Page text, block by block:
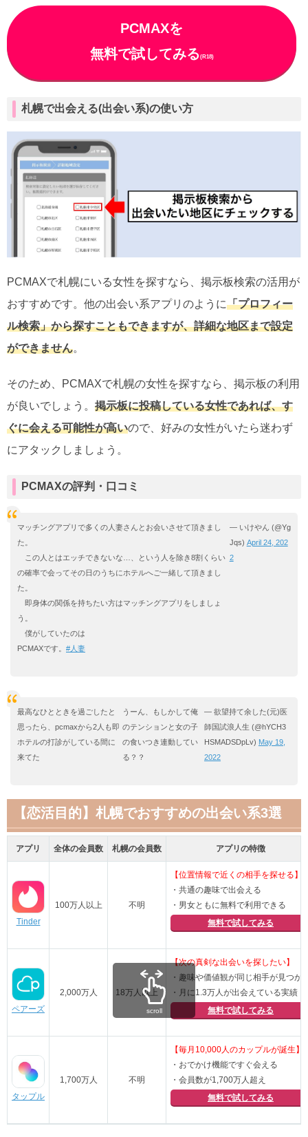
PCMAXを
無料で試してみる(R18)
札幌で出会える(出会い系)の使い方
PCMAXで札幌にいる女性を探すなら、掲示板検索の活用が
おすすめです。他の出会い系アプリのように「プロフィー
ル検索」から探すこともできますが、詳細な地区まで設定
ができません。
そのため、PCMAXで札幌の女性を探すなら、掲示板の利用
が良いでしょう。 掲示板に投稿している女性であれば、す
ぐに会える可能性が高いので、好みの女性がいたら迷わず
にアタックしましょう。
PCMAXの評判・口コミ
マッチングアプリで多くの人妻さんとお会いさせて頂きまし
た。
この人とはエッチできないな…、という人を除き8割くらい
の確率で会ってその日のうちにホテルへご一緒して頂きまし
た。
即身体の関係を持ちたい方はマッチングアプリをしましょ
う。
僕がしていたのは
PCMAXです。 #人妻
— いけやん (@Yg
Jqs) April 24, 202
2
最高なひとときを過ごしたと
思ったら、pcmaxから2人も即
ホテルの打診がしている間に
来てた
うーん、もしかして俺
のテンションと女の子
の食いつき連動してい
る？？
— 欲望持て余した(元)医
師国試浪人生 (@hYCH3
HSMADSDpLv) May 19,
2022
【恋活目的】札幌でおすすめの出会い系3選​
アプリ 全体の会員数 札幌の会員数 アプリの特徴
Tinder
100万人以上 不明
【位置情報で近くの相手を探せる】
・共通の趣味で出会える
・男女ともに無料で利用できる
無料で試してみる
ペアーズ
2,000万人 18万人以上
【次の真剣な出会いを探したい】
・趣味や価値観が同じ相手が見つか
・月に1.3万人が出会えている実績
無料で試してみる
タップル
1,700万人 不明
【毎月10,000人のカップルが誕生】
・おでかけ機能ですぐ会える
・会員数が1,700万人超え
無料で試してみる
scroll